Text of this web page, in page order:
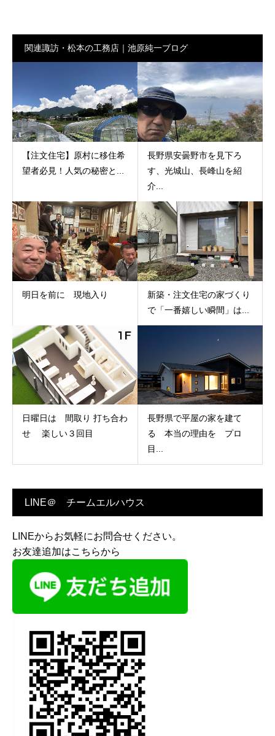
関連諏訪・松本の工務店｜池原純一ブログ
【注文住宅】原村に移住希
望者必見！人気の秘密と...
長野県安曇野市を見下ろ
す、光城山、長峰山を紹
介...
明日を前に 現地入り
新築・注文住宅の家づくり
で「一番嬉しい瞬間」は...
日曜日は 間取り 打ち合わ
せ 楽しい３回目
長野県で平屋の家を建て
る 本当の理由を プロ
目...
LINE＠ チームエルハウス
LINEからお気軽にお問合せください。
お友達追加はこちらから